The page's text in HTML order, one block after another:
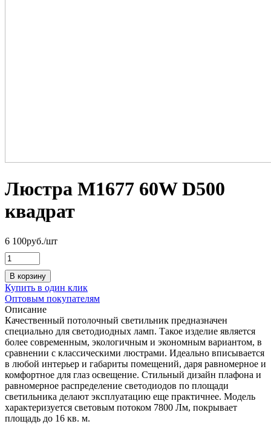
Люстра M1677 60W D500
квадрат
6 100руб./шт
В корзину
Купить в один клик
Оптовым покупателям
Описание
Качественный потолочный светильник предназначен
специально для светодиодных ламп. Такое изделие является
более современным, экологичным и экономным вариантом, в
сравнении с классическими люстрами. Идеально вписывается
в любой интерьер и габариты помещений, даря равномерное и
комфортное для глаз освещение. Стильный дизайн плафона и
равномерное распределение светодиодов по площади
светильника делают эксплуатацию еще практичнее. Модель
характеризуется световым потоком 7800 Лм, покрывает
площадь до 16 кв. м.